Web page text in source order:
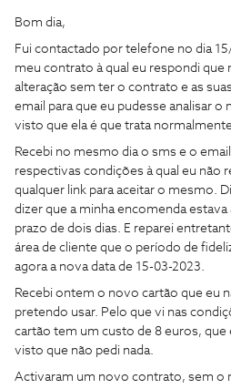
Bom dia,
Fui contactado por telefone no dia
meu contrato à qual eu respondi que
alteração sem ter o contrato e as
email para que eu pudesse analisar o
visto que ela é que trata
Recebi no mesmo dia o sms e o
respectivas condições à qual eu não
qualquer link para aceitar o mesmo.
dizer que a minha encomenda
prazo de dois dias. E reparei
área de cliente que o período de
agora a nova data de 15-03-2023.
Recebi ontem o novo cartão que eu
pretendo usar. Pelo que vi nas
cartão tem um custo de 8 euros, que
visto que não pedi nada.
Activaram um novo contrato, sem o